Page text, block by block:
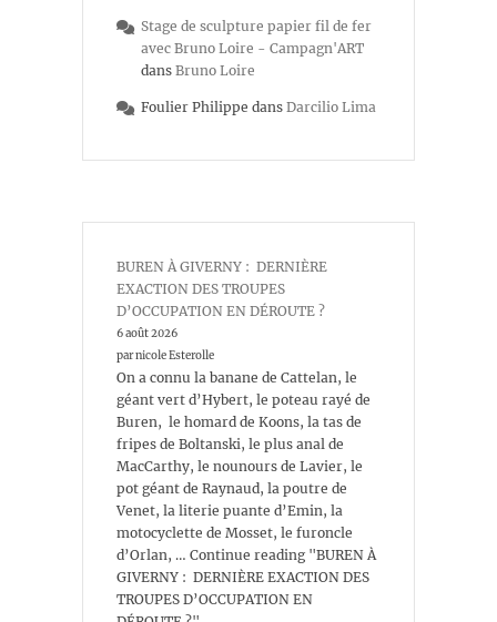
Stage de sculpture papier fil de fer
avec Bruno Loire - Campagn'ART
dans Bruno Loire
Foulier Philippe dans Darcilio Lima
BUREN À GIVERNY : DERNIÈRE
EXACTION DES TROUPES
D’OCCUPATION EN DÉROUTE ?
6 août 2026
par nicole Esterolle
On a connu la banane de Cattelan, le
géant vert d’Hybert, le poteau rayé de
Buren, le homard de Koons, la tas de
fripes de Boltanski, le plus anal de
MacCarthy, le nounours de Lavier, le
pot géant de Raynaud, la poutre de
Venet, la literie puante d’Emin, la
motocyclette de Mosset, le furoncle
d’Orlan, … Continue reading "BUREN À
GIVERNY : DERNIÈRE EXACTION DES
TROUPES D’OCCUPATION EN